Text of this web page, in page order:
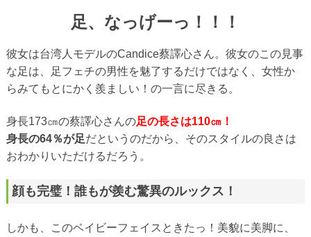
足、なっげーっ！！！
彼女は台湾人モデルのCandice蔡譯心さん。彼女のこの見事
な足は、足フェチの男性を魅了するだけではなく、女性か
らみてもとにかく羨ましい！の一言に尽きる。
身長173㎝の蔡譯心さんの足の長さは110㎝！
身長の64％が足だというのだから、そのスタイルの良さは
おわかりいただけるだろう。
顔も完璧！誰もが羨む驚異のルックス！
しかも、このベイビーフェイスときたっ！美貌に美脚に、